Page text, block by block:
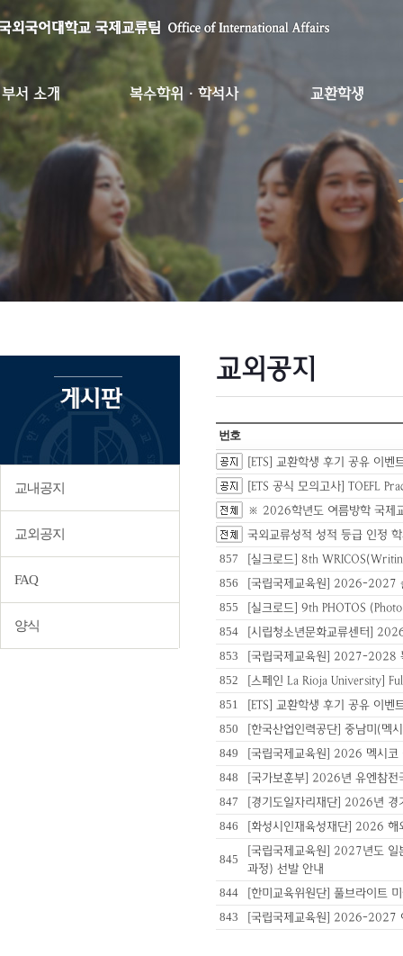
부서 소개 복수학위·학석사 교환학생
교내공지
교외공지
FAQ
양식
교외공지
번호
[ETS] 교환학생 후기 공유 이벤
[ETS 공식 모의고사] TOEFL
※ 2026학년도 여름방학 국제
국외교류성적 성적 등급 인정
857 [실크로드] 8th
856 [국립국제교육원] 2026-2027
855 [실크로드] 9th PHOTOS
854 [시립청소년문화교류센터]
853 [국립국제교육원] 2027-2028
852 [스페인 La Rioja University]
851 [ETS] 교환학생 후기 공유 이
850 [한국산업인력공단] 중남미(멕
849 [국립국제교육원] 2026 멕시
848 [국가보훈부] 2026년 유엔참
847 [경기도일자리재단] 2026년
846 [화성시인재육성재단] 2026
845
[국립국제교육원] 2027년도
과정) 선발 안내
844 [한미교육위원단] 풀브라이트
843 [국립국제교육원] 2026-2027